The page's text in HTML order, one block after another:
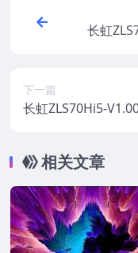
长虹
下一篇
长虹ZLS70Hi5-
相关文章